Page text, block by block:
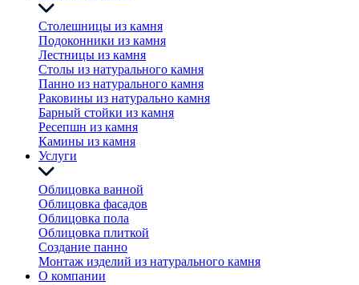
Столешницы из камня
Подоконники из камня
Лестницы из камня
Столы из натурального камня
Панно из натурального камня
Раковины из натурально камня
Барный стойки из камня
Ресепшн из камня
Камины из камня
Услуги
Облицовка ванной
Облицовка фасадов
Облицовка пола
Облицовка плиткой
Создание панно
Монтаж изделий из натурального камня
О компании